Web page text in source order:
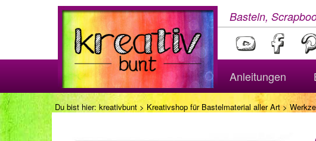
Basteln,
Anleitungen
Du bist hier: kreativbunt > Kreativshop für Bastelmaterial aller Art>